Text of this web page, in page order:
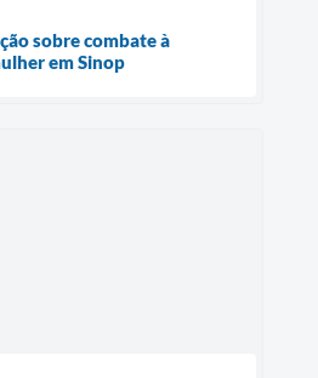
sobre combate à
em Sinop